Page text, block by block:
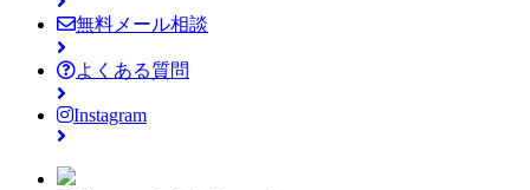
無料メール相談
よくある質問
Instagram